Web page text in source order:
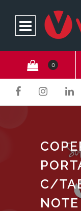
Open
0
C/
NOTE